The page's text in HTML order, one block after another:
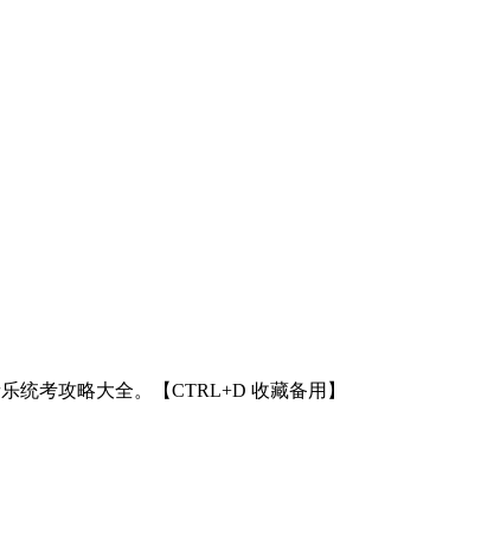
统考攻略大全。【CTRL+D 收藏备用】